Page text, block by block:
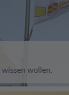
wollen.